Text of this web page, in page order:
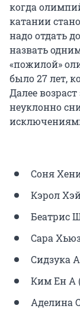
когда
катании
надо отдать
назвать
«пожилой»
было 27 лет,
Далее
неуклонно
Соня Хени
Кэрол
Беатрис
Сара
Сидзука
Ким Ен А
Аделина